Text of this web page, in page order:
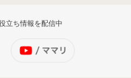
立ち情報を配信中